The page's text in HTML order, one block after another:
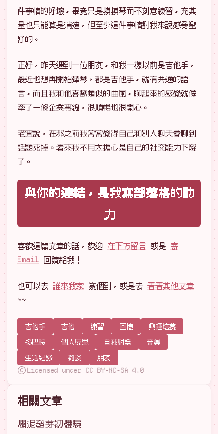
件事情的好壞，畢竟只是摸摸琴而不刻意練習，充其
量也只能算是消遣，但至少這件事情對我來說感受蠻
好的。
正好，昨天遇到一位朋友，和我一樣以前是吉他手，
最近也想再開始彈琴。都是吉他手，就有共通的語
言，而且我和他喜歡類似的曲風，聊起來的感覺就像
牽了一條企業專線，很順暢也很開心。
老實說，在那之前我常常覺得自己和別人聊天會聊到
話題死掉。看來我不用太擔心是自己的社交能力下降
了。
與你的連結，是我寫部落格的動
力
喜歡這篇文章的話，歡迎 在下方留言 或是 寄
Email 回饋給我！
也可以去 誰來我家 簽個到，或是去 看看其他文章
~~
吉他手 吉他 練習 回憶
興趣培養
多巴胺
個人反思 自我對話
音樂
生活紀錄
雜談
朋友
Licensed under CC BY-NC-SA 4.0
相關文章
爛泥發芽初體驗